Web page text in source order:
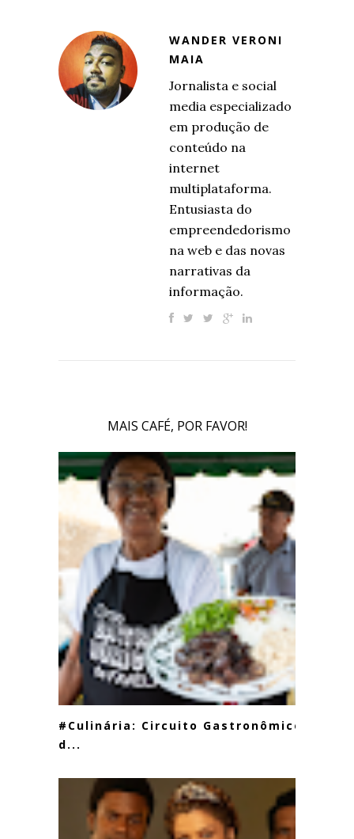
WANDER VERONI
MAIA
Jornalista e social
media especializado
em produção de
conteúdo na
internet
multiplataforma.
Entusiasta do
empreendedorismo
na web e das novas
narrativas da
informação.
MAIS CAFÉ, POR FAVOR!
#Culinária: Circuito Gastronômico
d...